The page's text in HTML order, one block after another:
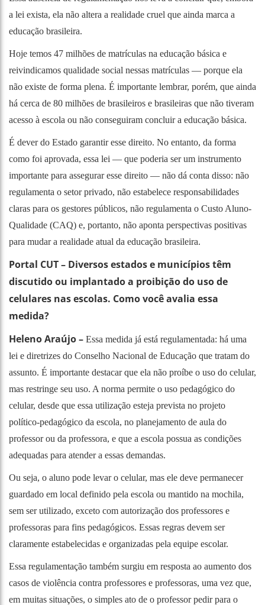
a lei exista, ela não altera a realidade cruel que ainda marca a
educação brasileira.
Hoje temos 47 milhões de matrículas na educação básica e
reivindicamos qualidade social nessas matrículas — porque ela
não existe de forma plena. É importante lembrar, porém, que ainda
há cerca de 80 milhões de brasileiros e brasileiras que não tiveram
acesso à escola ou não conseguiram concluir a educação básica.
É dever do Estado garantir esse direito. No entanto, da forma
como foi aprovada, essa lei — que poderia ser um instrumento
importante para assegurar esse direito — não dá conta disso: não
regulamenta o setor privado, não estabelece responsabilidades
claras para os gestores públicos, não regulamenta o Custo Aluno-
Qualidade (CAQ) e, portanto, não aponta perspectivas positivas
para mudar a realidade atual da educação brasileira.
Portal CUT – Diversos estados e municípios têm
discutido ou implantado a proibição do uso de
celulares nas escolas. Como você avalia essa
medida?
Heleno Araújo – Essa medida já está regulamentada: há uma
lei e diretrizes do Conselho Nacional de Educação que tratam do
assunto. É importante destacar que ela não proíbe o uso do celular,
mas restringe seu uso. A norma permite o uso pedagógico do
celular, desde que essa utilização esteja prevista no projeto
político-pedagógico da escola, no planejamento de aula do
professor ou da professora, e que a escola possua as condições
adequadas para atender a essas demandas.
Ou seja, o aluno pode levar o celular, mas ele deve permanecer
guardado em local definido pela escola ou mantido na mochila,
sem ser utilizado, exceto com autorização dos professores e
professoras para fins pedagógicos. Essas regras devem ser
claramente estabelecidas e organizadas pela equipe escolar.
Essa regulamentação também surgiu em resposta ao aumento dos
casos de violência contra professores e professoras, uma vez que,
em muitas situações, o simples ato de o professor pedir para o